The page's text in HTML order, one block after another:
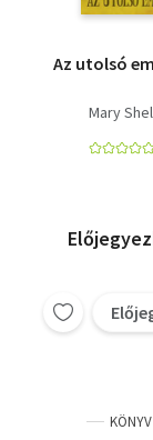
Az utolsó
Mary
KÖNYV